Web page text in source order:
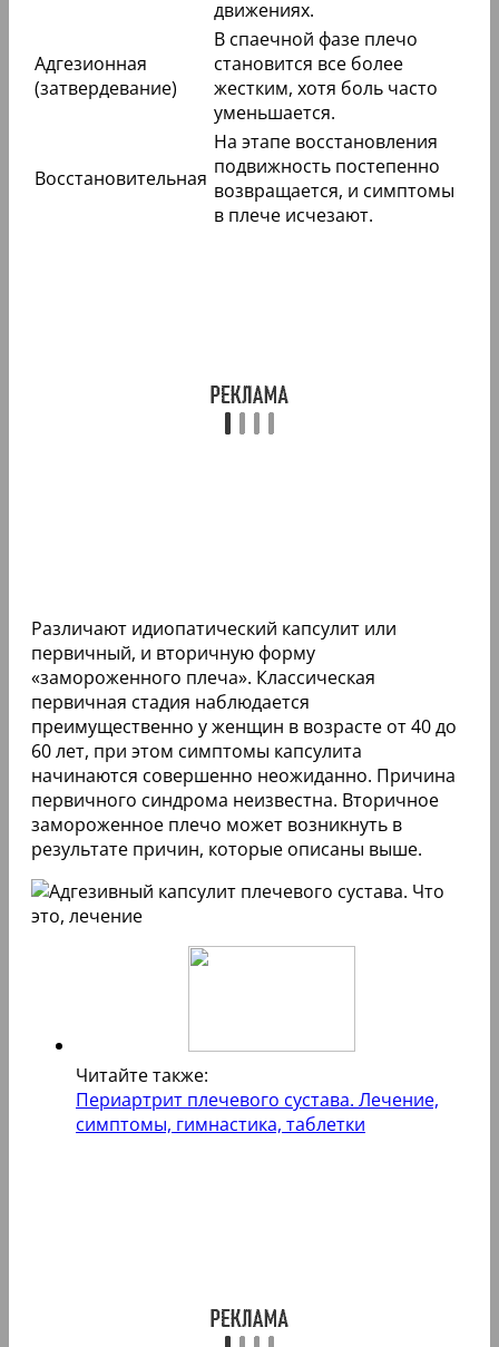
движениях.
Адгезионная
(затвердевание)
В спаечной фазе плечо
становится все более
жестким, хотя боль часто
уменьшается.
Восстановительная
На этапе восстановления
подвижность постепенно
возвращается, и симптомы
в плече исчезают.
Различают идиопатический капсулит или
первичный, и вторичную форму
«замороженного плеча». Классическая
первичная стадия наблюдается
преимущественно у женщин в возрасте от 40 до
60 лет, при этом симптомы капсулита
начинаются совершенно неожиданно. Причина
первичного синдрома неизвестна. Вторичное
замороженное плечо может возникнуть в
результате причин, которые описаны выше.
Читайте также:
Периартрит плечевого сустава. Лечение,
симптомы, гимнастика, таблетки